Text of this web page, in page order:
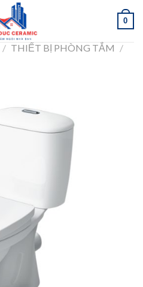
0
/ THIẾT BỊ PHÒNG TẮM /